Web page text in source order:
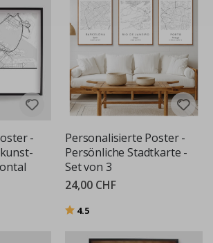
-
Personalisierte Poster -
Persönliche Stadtkarte -
Set von 3
24,00 CHF
Bewertung:
4.5